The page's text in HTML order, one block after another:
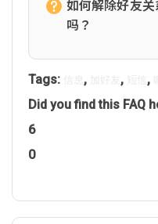
如何解除好友
吗？
Tags: , , ,
Did you find this FAQ
6
0